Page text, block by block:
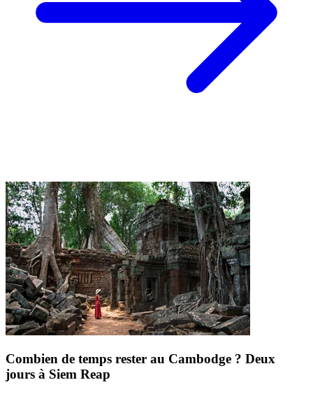
Combien de temps rester au Cambodge ? Deux
jours à Siem Reap